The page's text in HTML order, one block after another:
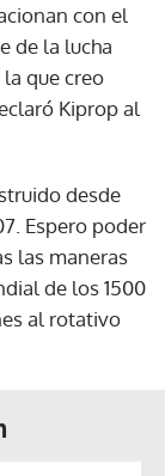
con el
de la lucha
que creo
Kiprop al
desde
Espero poder
las maneras
de los 1500
al rotativo